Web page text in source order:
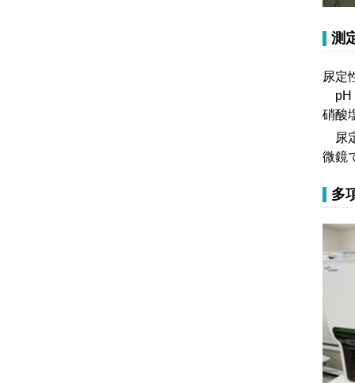
測
尿定
pH
硝酸
尿
微鏡
多